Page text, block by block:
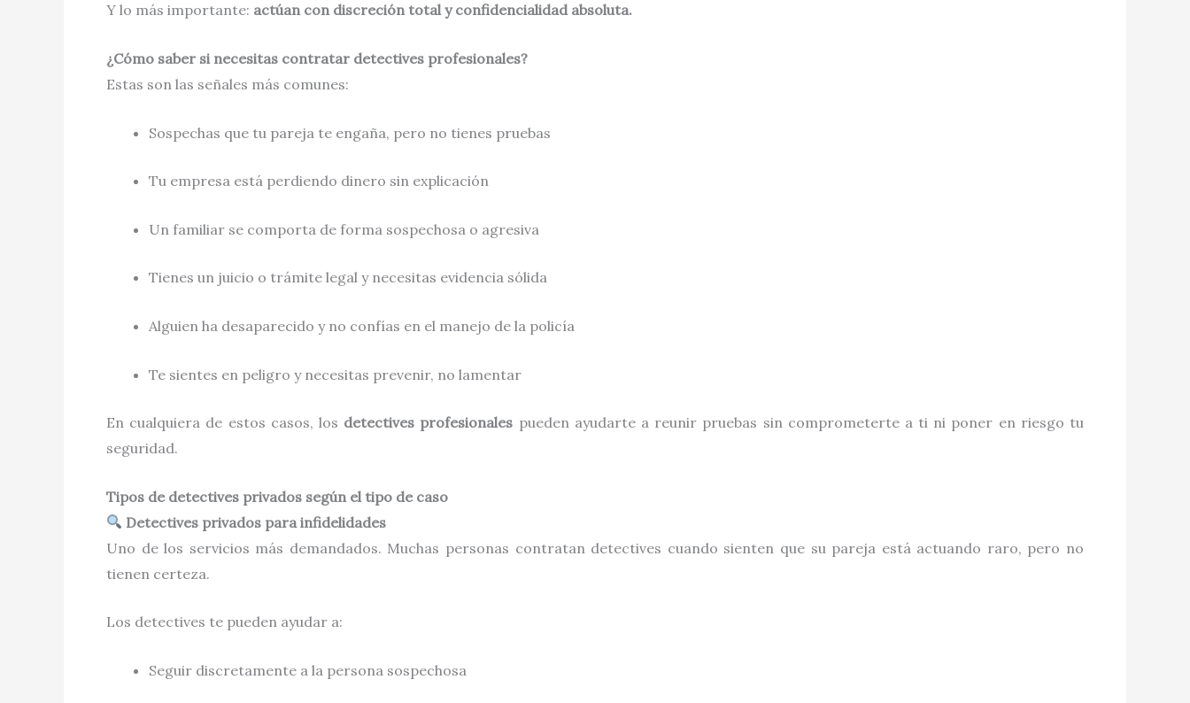
Y lo más importante: actúan con discreción total y confidencialidad absoluta.
¿Cómo saber si necesitas contratar detectives profesionales?
Estas son las señales más comunes:
Sospechas que tu pareja te engaña, pero no tienes pruebas
Tu empresa está perdiendo dinero sin explicación
Un familiar se comporta de forma sospechosa o agresiva
Tienes un juicio o trámite legal y necesitas evidencia sólida
Alguien ha desaparecido y no confías en el manejo de la policía
Te sientes en peligro y necesitas prevenir, no lamentar
En cualquiera de estos casos, los detectives profesionales pueden ayudarte a reunir pruebas sin comprometerte a ti ni poner en riesgo tu
seguridad.
Tipos de detectives privados según el tipo de caso
Detectives privados para infidelidades
Uno de los servicios más demandados. Muchas personas contratan detectives cuando sienten que su pareja está actuando raro, pero no
tienen certeza.
Los detectives te pueden ayudar a:
Seguir discretamente a la persona sospechosa